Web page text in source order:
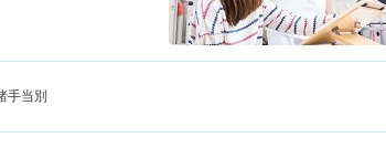
手当別